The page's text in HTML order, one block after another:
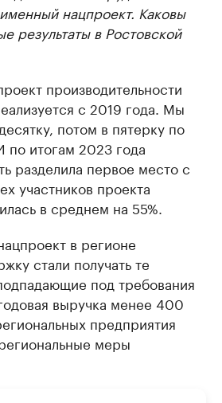
нацпроект. Каковы
результаты в Ростовской
производительности
с 2019 года. Мы
потом в пятерку по
по итогам 2023 года
разделила первое место с
участников проекта
в среднем на 55%.
в регионе
стали получать те
под требования
выручка менее 400
предприятия
меры